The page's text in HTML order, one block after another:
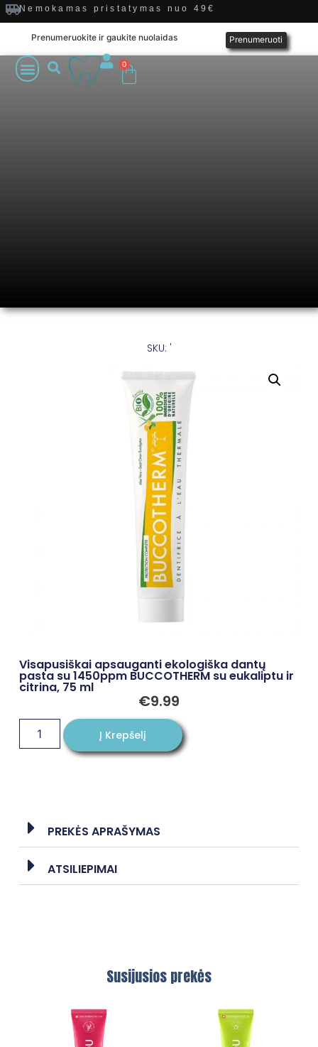
Nemokamas pristatymas nuo 49€
Prenumeruokite ir gaukite nuolaidas Prenumeruoti
0
SKU: '
Visapusiškai apsauganti ekologiška dantų
pasta su 1450ppm BUCCOTHERM su eukaliptu ir
citrina, 75 ml
€9.99
PREKĖS APRAŠYMAS
ATSILIEPIMAI
Į Krepšelį
Susijusios prekės